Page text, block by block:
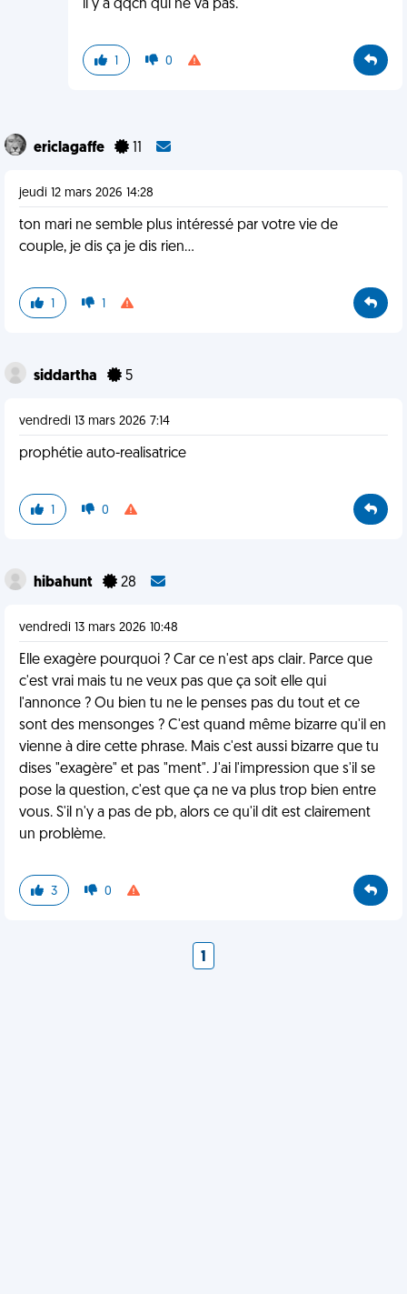
il y a qqch qui ne va pas.
1 0
ericlagaffe
jeudi 12 mars 2026 14:28
ton mari ne semble plus intéressé par votre vie de
couple, je dis ça je dis rien…
1 1
siddartha 5
vendredi 13 mars 2026 7:14
prophétie auto-realisatrice
1 0
hibahunt 28
vendredi 13 mars 2026 10:48
Elle exagère pourquoi ? Car ce n'est aps clair. Parce que
c'est vrai mais tu ne veux pas que ça soit elle qui
l'annonce ? Ou bien tu ne le penses pas du tout et ce
sont des mensonges ? C'est quand même bizarre qu'il en
vienne à dire cette phrase. Mais c'est aussi bizarre que tu
dises "exagère" et pas "ment". J'ai l'impression que s'il se
pose la question, c'est que ça ne va plus trop bien entre
vous. S'il n'y a pas de pb, alors ce qu'il dit est clairement
un problème.
3 0
1